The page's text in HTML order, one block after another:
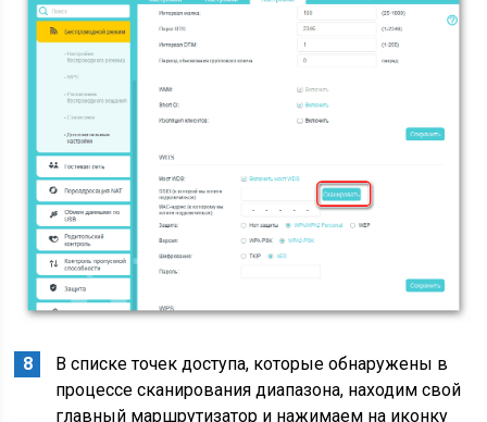
В списке точек доступа, которые обнаружены в
процессе сканирования диапазона, находим свой
главный маршрутизатор и нажимаем на иконку